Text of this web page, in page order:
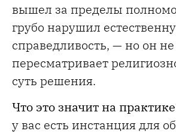
вышел за пределы
грубо нарушил
справедливость, — но он не
пересматривает
суть решения.
Что это значит на
у вас есть инстанция для